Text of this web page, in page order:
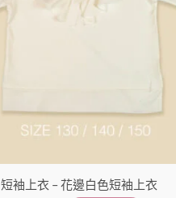
短袖上衣 – 花邊白色短袖上衣
式。
頁
選
擇